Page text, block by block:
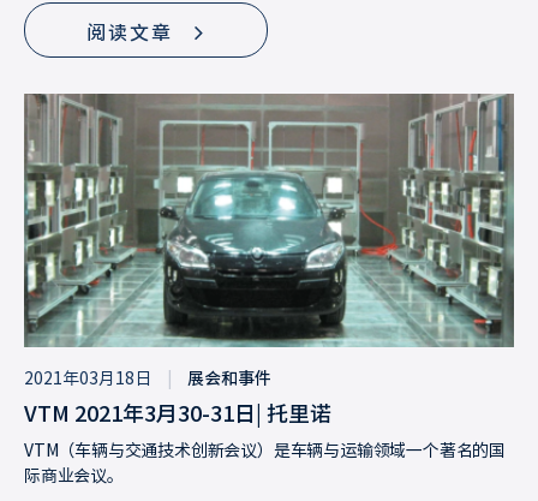
阅读文章
2021年03月18日 展会和事件
VTM 2021年3月30-31日| 托里诺
VTM（车辆与交通技术创新会议）是车辆与运输领域一个著名的国
际商业会议。